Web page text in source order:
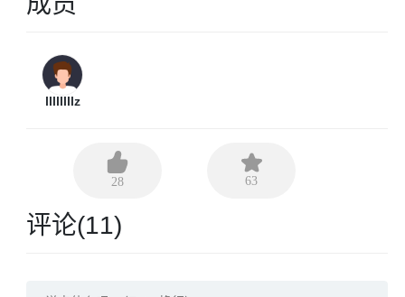
llllllllz
28 63
评论(11)